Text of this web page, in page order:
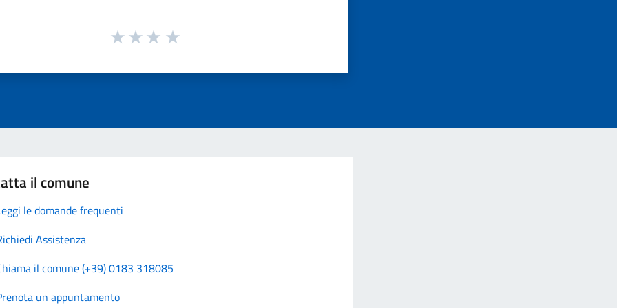
il comune
le domande frequenti
Assistenza
il comune (+39) 0183 318085
un appuntamento